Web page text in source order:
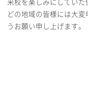
どの地域の皆様には大
うお願い申し上げます。